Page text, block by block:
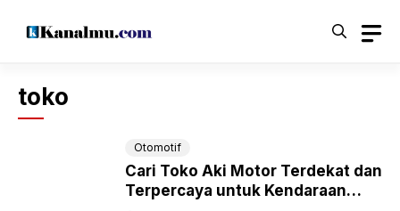
toko
Otomotif
Cari Toko Aki Motor Terdekat dan
Terpercaya untuk Kendaraan